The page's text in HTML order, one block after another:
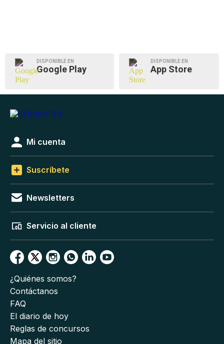
DISPONIBLE EN
Google Play
DISPONIBLE EN
App Store
Mi cuenta
Suscríbete
Newsletters
Servicio al cliente
¿Quiénes somos?
Contáctanos
FAQ
El diario de hoy
Reglas de concursos
Mapa del sitio